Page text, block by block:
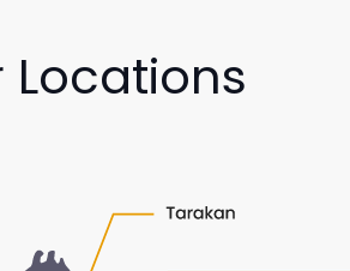
Locations